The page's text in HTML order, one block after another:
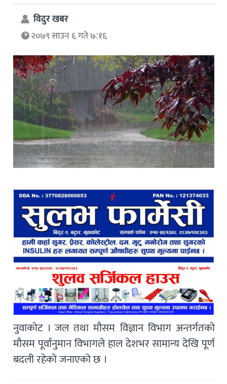
विदुर खबर
२०७९ साउन ६ गते ७:१६
नुवाकोट । जल तथा मौसम विज्ञान विभाग अन्तर्गतको
मौसम पूर्वानुमान विभागले हाल देशभर सामान्य देखि पूर्ण
बदली रहेको जनाएको छ ।